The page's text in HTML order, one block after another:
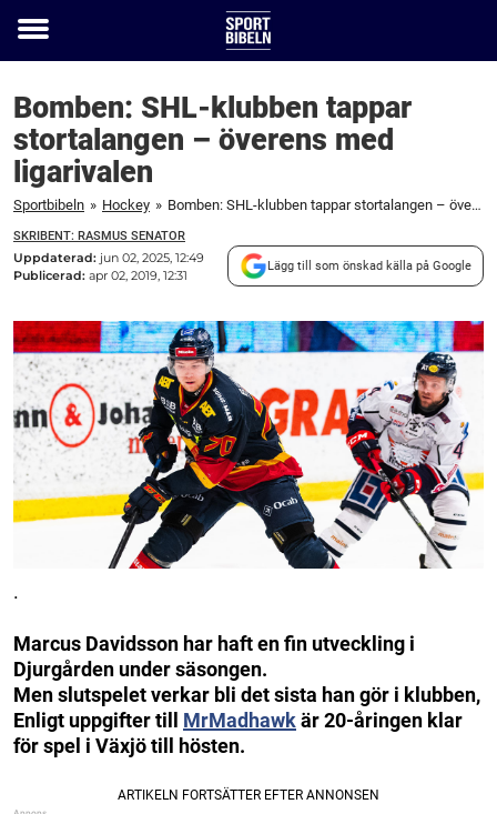
Toggle
Bomben: SHL-klubben tappar
stortalangen – överens med
ligarivalen
Sportbibeln » Hockey » Bomben: SHL-klubben tappar stortalangen – överens med ligarivalen
SKRIBENT: RASMUS SENATOR
Uppdaterad: jun 02, 2025, 12:49
Publicerad: apr 02, 2019, 12:31
Lägg till som önskad källa på Google
.
Marcus Davidsson har haft en fin utveckling i
Djurgården under säsongen.
Men slutspelet verkar bli det sista han gör i klubben,
Enligt uppgifter till MrMadhawkär 20-åringen klar
för spel i Växjö till hösten.